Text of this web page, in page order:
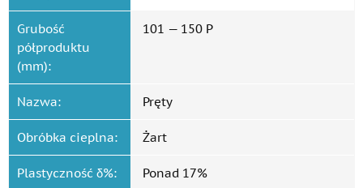
Grubość
półproduktu
(mm):
101 — 150 P
Nazwa: Pręty
Obróbka cieplna: Żart
Plastyczność δ%: Ponad 17%